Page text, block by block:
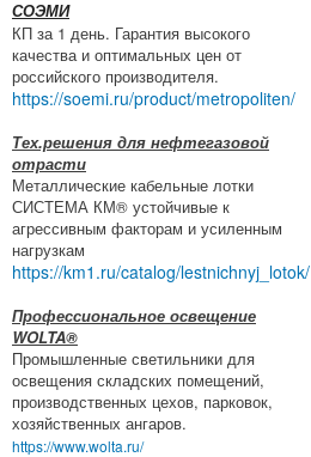
СОЭМИ
КП за 1 день. Гарантия высокого
качества и оптимальных цен от
российского производителя.
https://soemi.ru/product/metropoliten/
Тех.решения для нефтегазовой
отрасти
Металлические кабельные лотки
СИСТЕМА КМ® устойчивые к
агрессивным факторам и усиленным
нагрузкам
https://km1.ru/catalog/lestnichnyj_lotok/
Профессиональное освещение
WOLTA®
Промышленные светильники для
освещения складских помещений,
производственных цехов, парковок,
хозяйственных ангаров.
https://www.wolta.ru/